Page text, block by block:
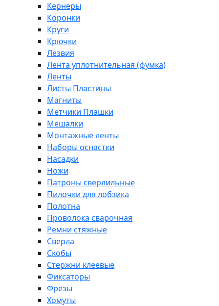
Кернеры
Коронки
Круги
Крючки
Лезвия
Лента уплотнительная (фумка)
Ленты
Листы Пластины
Магниты
Метчики Плашки
Мешалки
Монтажные ленты
Наборы оснастки
Насадки
Ножи
Патроны сверлильные
Пилочки для лобзика
Полотна
Проволока сварочная
Ремни стяжные
Сверла
Скобы
Стержни клеевые
Фиксаторы
Фрезы
Хомуты